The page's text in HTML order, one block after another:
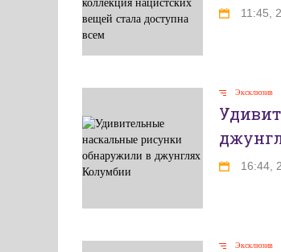
11:45,
Эксклюзив
16:44,
Эксклюзив